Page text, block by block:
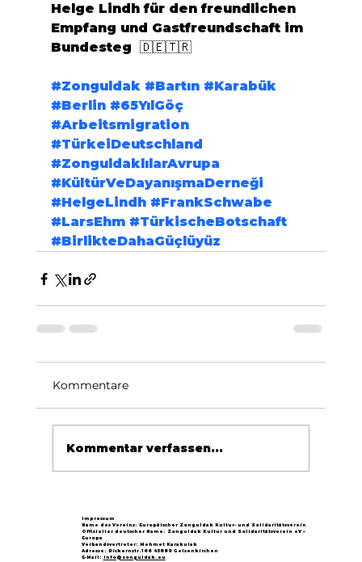
Helge Lindh für den freundlichen
Empfang und Gastfreundschaft im
Bundesteg  🇩🇪🇹🇷
#Zonguldak #Bartın #Karabük
#Berlin #65YılGöç
#Arbeitsmigration
#TürkeiDeutschland
#ZonguldaklılarAvrupa
#KültürVeDayanışmaDerneği
#HelgeLindh #FrankSchwabe
#LarsEhm #TürkischeBotschaft
#BirlikteDahaGüçlüyüz
Kommentare
Kommentar verfassen...
Impressum
Name des Vereins: Europäischer Zonguldak Kultur- und Solidaritätsverein
Offizieller deutscher Name: Zonguldak Kultur und Solidaritätsverein eV –
Europa
Verbandsvertreter: Mehmet Karakulak
Adresse: Bickernstr.166 45889 Gelsenkirchen
E-Mail: info@zonguldak.eu